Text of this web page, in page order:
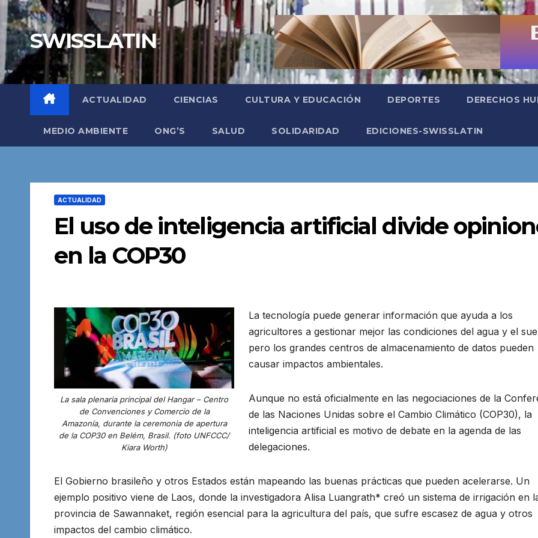
Saltar
al
contenidoSWISSLATIN
ACTUALIDAD CIENCIAS CULTURA Y EDUCACIÓN DEPORTES DERECHOS
MEDIO AMBIENTE ONG’S SALUD SOLIDARIDAD EDICIONES-SWISSLATIN
ACTUALIDAD
El uso de inteligencia artificial divide
en la COP30
La sala plenaria principal del Hangar – Centro
de Convenciones y Comercio de la
Amazonía, durante la ceremonia de apertura
de la COP30 en Belém, Brasil. (foto UNFCCC/
Kiara Worth)
La tecnología puede generar información que ayuda a los
agricultores a gestionar mejor las condiciones del agua y el
pero los grandes centros de almacenamiento de datos pueden
causar impactos ambientales.
Aunque no está oficialmente en las negociaciones de la
de las Naciones Unidas sobre el Cambio Climático (COP30), la
inteligencia artificial es motivo de debate en la agenda de las
delegaciones.
El Gobierno brasileño y otros Estados están mapeando las buenas prácticas que pueden acelerarse. Un
ejemplo positivo viene de Laos, donde la investigadora Alisa Luangrath* creó un sistema de irrigación en
provincia de Sawannaket, región esencial para la agricultura del país, que sufre escasez de agua y otros
impactos del cambio climático.